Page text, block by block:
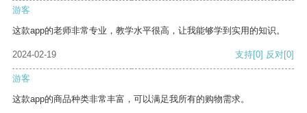
游客
这款app的老师非常专业，教学水平很高，让我能够学到实用的知识。
2024-02-19 支持[0] 反对[0]
游客
这款app的商品种类非常丰富，可以满足我所有的购物需求。